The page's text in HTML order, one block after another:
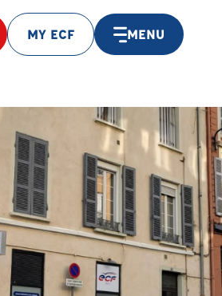
MY ECF MENU